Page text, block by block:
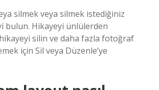
silmek veya silmek istediğiniz
bulun. Hikayeyi ünlülerden
silin ve daha fazla fotoğraf
için Sil veya Düzenle’ye